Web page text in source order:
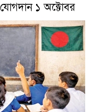
যোগদান ১ অক্টোবর